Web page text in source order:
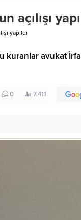
yapıldı
kuranlar avukat
0 7.411